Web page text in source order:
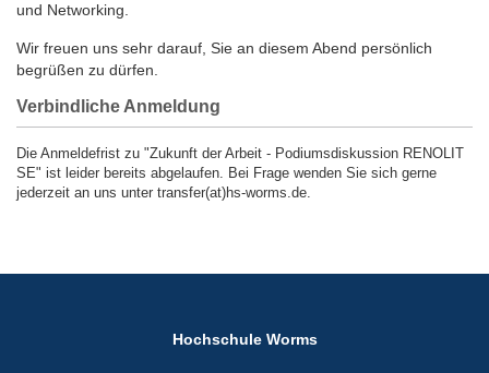
und Networking.
Wir freuen uns sehr darauf, Sie an diesem Abend persönlich
begrüßen zu dürfen.
Verbindliche Anmeldung
Die Anmeldefrist zu "Zukunft der Arbeit - Podiumsdiskussion RENOLIT
SE" ist leider bereits abgelaufen. Bei Frage wenden Sie sich gerne
jederzeit an uns unter transfer(at)hs-worms.de.
Hochschule Worms